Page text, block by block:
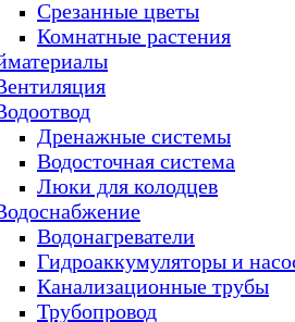
Срезанные цветы
Комнатные растения
Дренажные системы
Водосточная система
Люки для колодцев
Водонагреватели
Гидроаккумуляторы и
Канализационные трубы
Трубопровод